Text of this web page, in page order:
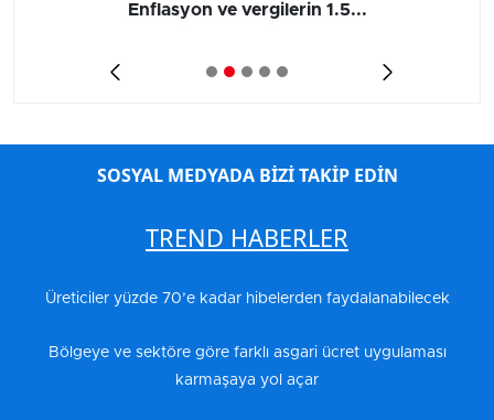
Enflasyon ve vergilerin 1.5...
SOSYAL MEDYADA BİZİ TAKİP EDİN
TREND HABERLER
Üreticiler yüzde 70’e kadar hibelerden faydalanabilecek
Bölgeye ve sektöre göre farklı asgari ücret uygulaması
karmaşaya yol açar